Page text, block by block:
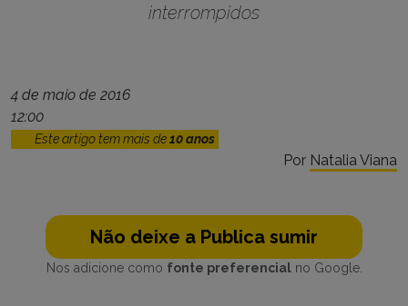
interrompidos
4 de maio de 2016
12:00
Este artigo tem mais de10 anos
Por Natalia Viana
Não deixe a Publica sumir
Nos adicione como fonte preferencialno Google.